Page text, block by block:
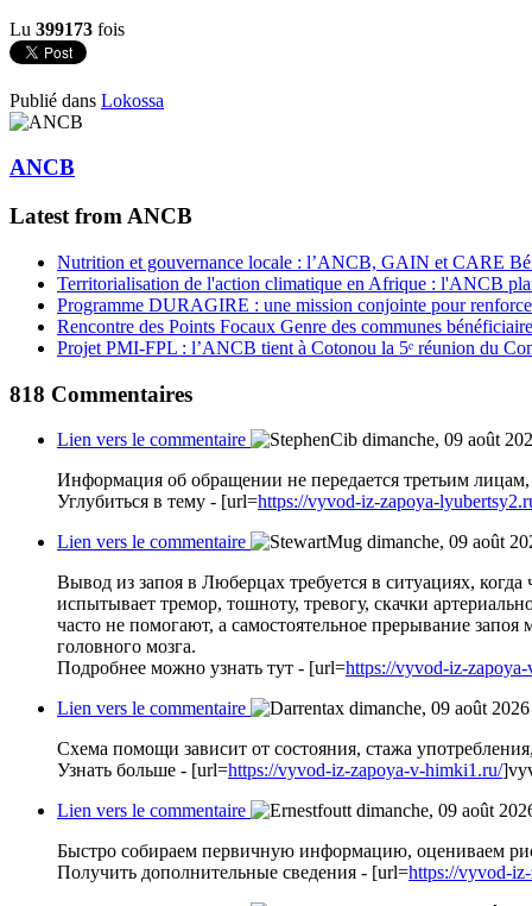
Lu 399173 fois
Publié dans Lokossa
ANCB
Latest from ANCB
Nutrition et gouvernance locale : l’ANCB, GAIN et CARE
Territorialisation de l'action climatique en Afrique : l'ANCB
Programme DURAGIRE : une mission conjointe pour
Rencontre des Points Focaux Genre des communes
Projet PMI-FPL : l’ANCB tient à Cotonou la 5ᵉ réunion du
818 Commentaires
Lien vers le commentaire
dimanche, 09 août
Информация об обращении не передается третьим
Углубиться в тему - [url=https://vyvod-iz-zapoya-
Lien vers le commentaire
dimanche, 09 août
Вывод из запоя в Люберцах требуется в ситуациях, когда
испытывает тремор, тошноту, тревогу, скачки
часто не помогают, а самостоятельное прерывание
головного мозга.
Подробнее можно узнать тут - [url=https://vyvod-iz-
Lien vers le commentaire
dimanche, 09 août
Схема помощи зависит от состояния, стажа
Узнать больше - [url=https://vyvod-iz-zapoya-v-himki1.ru/
Lien vers le commentaire
dimanche, 09 août
Быстро собираем первичную информацию, оцениваем
Получить дополнительные сведения - [url=https://vyvod-